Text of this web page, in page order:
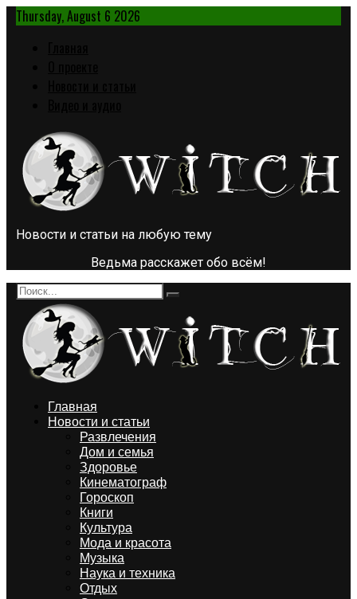
Thursday, August 6 2026
Новости и статьи на любую тему
Ведьма расскажет обо всём!
Главная
Новости и статьи
Развлечения
Дом и семья
Здоровье
Кинематограф
Гороскоп
Книги
Культура
Мода и красота
Музыка
Наука и техника
Отдых